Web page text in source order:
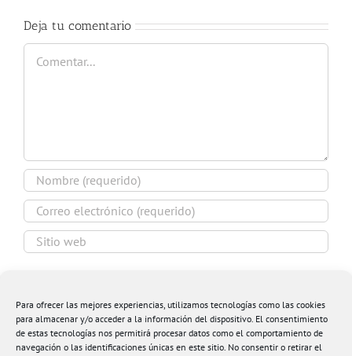
Para ofrecer las mejores experiencias, utilizamos tecnologías como las cookies
para almacenar y/o acceder a la información del dispositivo. El consentimiento
de estas tecnologías nos permitirá procesar datos como el comportamiento de
navegación o las identificaciones únicas en este sitio. No consentir o retirar el
Deja tu comentario
Comentar
navegador para la próxima vez que comente.